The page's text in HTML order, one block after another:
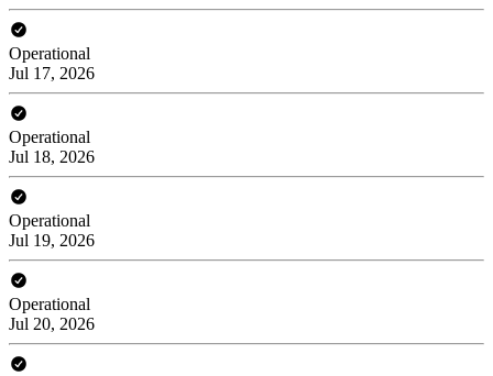
Operational
Jul 17, 2026
Operational
Jul 18, 2026
Operational
Jul 19, 2026
Operational
Jul 20, 2026